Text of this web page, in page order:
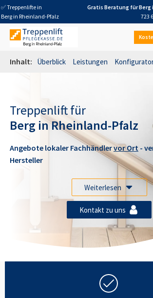
✅ Treppenlifte in
Berg in Rheinland-Pfalz
Gratis Beratung fürBerg
723
Inhalt: Überblick Leistungen
Treppenlift für
Berg in Rheinland-Pfalz
Angebote lokaler Fachhändlervor Ort -
Hersteller
Weiterlesen
Kontakt zu uns